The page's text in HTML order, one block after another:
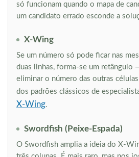
só funcionam quando o mapa de
um candidato errado esconde a
X-Wing
Se um número só pode ficar nas
duas linhas, forma-se um retângulo
eliminar o número das outras
dos padrões clássicos de
X-Wing.
Swordfish (Peixe-Espada)
O Swordfish amplia a ideia do X-